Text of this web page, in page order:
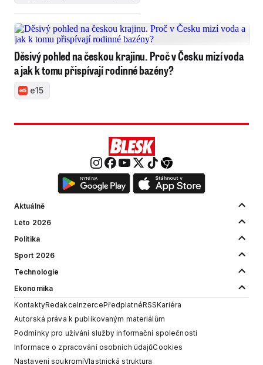
Děsivý pohled na českou krajinu. Proč v Česku mizí voda
a jak k tomu přispívají rodinné bazény?
e15
Aktuálně
Léto 2026
Politika
Sport 2026
Technologie
Ekonomika
KontaktyRedakceInzercePředplatnéRSSKariéra
Autorská práva k publikovaným materiálům
Podmínky pro užívání služby informační společnosti
Informace o zpracování osobních údajůCookies
Nastavení soukromíVlastnická struktura